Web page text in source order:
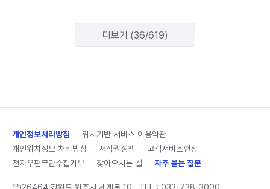
더보기 (36/619)
개인정보처리방침
위치기반 서비스 이용약관
개인위치정보 처리방침
저작권정책
고객서비스헌장
전자우편무단수집거부
찾아오시는 길 자주 묻는 질문